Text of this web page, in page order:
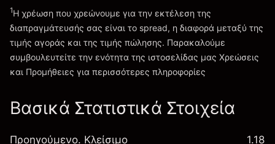
Πηγαίνετε στην πλατφόρμα
Χρεώσεις και Τέλη
1Η χρέωση που χρεώνουμε για την εκτέλεση της
διαπραγμάτευσής σας είναι το spread, η διαφορά μεταξύ της
τιμής αγοράς και της τιμής πώλησης. Παρακαλούμε
συμβουλευτείτε την ενότητα της ιστοσελίδας μας Χρεώσεις
και Προμήθειες για περισσότερες πληροφορίες
Βασικά Στατιστικά Στοιχεία
Προηγούμενο. Κλείσιμο 1.18